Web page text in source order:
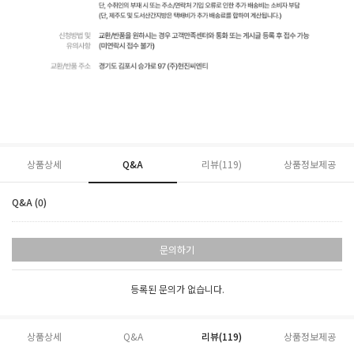
상품상세 Q&A 리뷰(119) 상품정보제공
Q&A (0)
문의하기
등록된 문의가 없습니다.
상품상세 Q&A 리뷰(119) 상품정보제공